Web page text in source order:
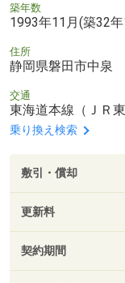
築年数
1993年11月(築32
住所
静岡県磐田市中泉
交通
東海道本線（ＪＲ
乗り換え検索
敷引・償却
更新料
契約期間